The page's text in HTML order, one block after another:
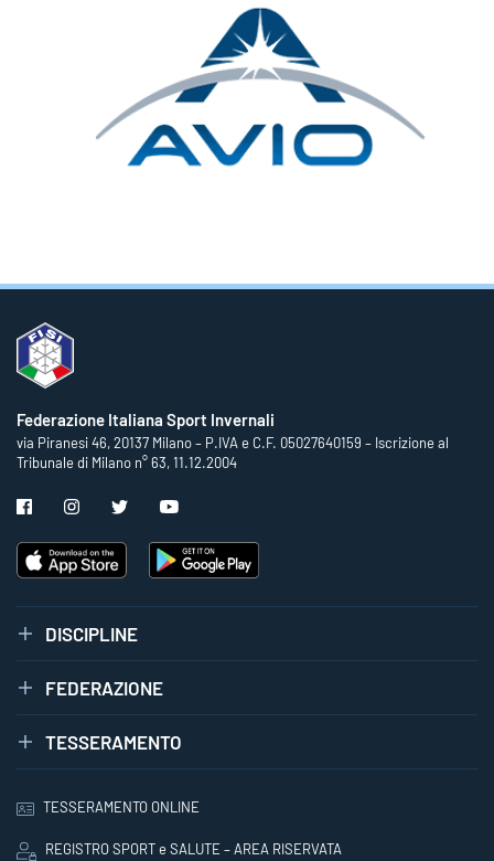
Federazione Italiana Sport Invernali
via Piranesi 46, 20137 Milano – P.IVA e C.F. 05027640159 – Iscrizione al
Tribunale di Milano n° 63, 11.12.2004
DISCIPLINE
FEDERAZIONE
TESSERAMENTO
TESSERAMENTO ONLINE
REGISTRO SPORT e SALUTE – AREA RISERVATA